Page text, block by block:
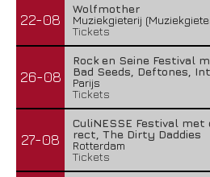
22-08
Wolfmother
Muziekgieterij
Tickets
26-08
Rock en Seine Festival
Bad Seeds, Deftones,
Parijs
Tickets
27-08
CuliNESSE Festival met
rect, The Dirty Daddies
Rotterdam
Tickets